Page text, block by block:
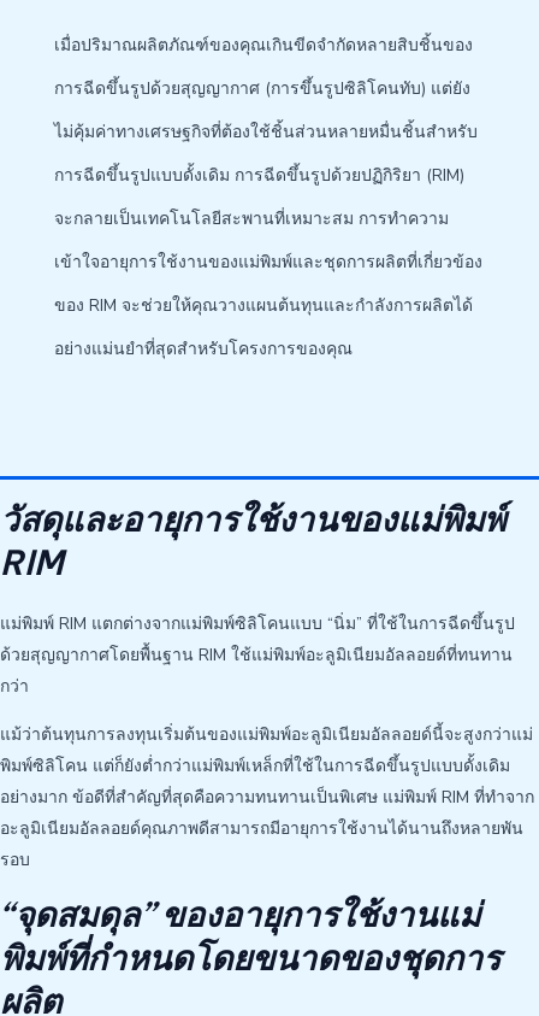
เมื่อปริมาณผลิตภัณฑ์ของคุณเกินขีดจำกัดหลายสิบชิ้นของ
การฉีดขึ้นรูปด้วยสุญญากาศ (การขึ้นรูปซิลิโคนทับ) แต่ยัง
ไม่คุ้มค่าทางเศรษฐกิจที่ต้องใช้ชิ้นส่วนหลายหมื่นชิ้นสำหรับ
การฉีดขึ้นรูปแบบดั้งเดิม การฉีดขึ้นรูปด้วยปฏิกิริยา (RIM)
จะกลายเป็นเทคโนโลยีสะพานที่เหมาะสม การทำความ
เข้าใจอายุการใช้งานของแม่พิมพ์และชุดการผลิตที่เกี่ยวข้อง
ของ RIM จะช่วยให้คุณวางแผนต้นทุนและกำลังการผลิตได้
อย่างแม่นยำที่สุดสำหรับโครงการของคุณ
วัสดุและอายุการใช้งานของแม่พิมพ์
RIM
แม่พิมพ์ RIM แตกต่างจากแม่พิมพ์ซิลิโคนแบบ “นิ่ม” ที่ใช้ในการฉีดขึ้นรูป
ด้วยสุญญากาศโดยพื้นฐาน RIM ใช้แม่พิมพ์อะลูมิเนียมอัลลอยด์ที่ทนทาน
กว่า
แม้ว่าต้นทุนการลงทุนเริ่มต้นของแม่พิมพ์อะลูมิเนียมอัลลอยด์นี้จะสูงกว่าแม่
พิมพ์ซิลิโคน แต่ก็ยังต่ำกว่าแม่พิมพ์เหล็กที่ใช้ในการฉีดขึ้นรูปแบบดั้งเดิม
อย่างมาก ข้อดีที่สำคัญที่สุดคือความทนทานเป็นพิเศษ แม่พิมพ์ RIM ที่ทำจาก
อะลูมิเนียมอัลลอยด์คุณภาพดีสามารถมีอายุการใช้งานได้นานถึงหลายพัน
รอบ
“จุดสมดุล” ของอายุการใช้งานแม่
พิมพ์ที่กำหนดโดยขนาดของชุดการ
ผลิต